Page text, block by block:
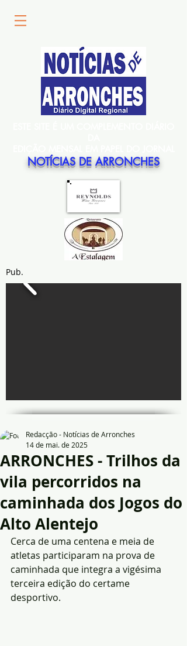
NOTÍCIAS DE ARRONCHES
Pub.
ARRONCHES - Trilhos da
vila percorridos na
caminhada dos Jogos do
Alto Alentejo
Redacção - Notícias de Arronches
14 de mai. de 2025
Cerca de uma centena e meia de
atletas participaram na prova de
caminhada que integra a vigésima
terceira edição do certame
desportivo.